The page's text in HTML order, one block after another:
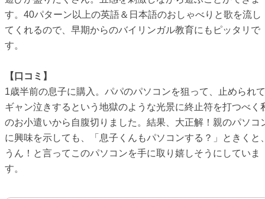
す。40パターン以上の英語＆日本語のおしゃべりと歌を流し
てくれるので、早期からのバイリンガル教育にもピッタリで
す。
【口コミ】
1歳半前の息子に購入。パパのパソコンを狙って、止められて
ギャン泣きするという地獄のような光景に終止符を打つべく
のお小遣いから自腹切りました。結果、大正解！親のパソコ
に興味を示しても、「息子くんもパソコンする？」ときくと
うん！と言ってこのパソコンを手に取り嬉しそうにしていま
す。